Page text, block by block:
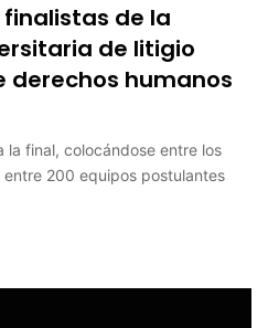
finalistas de la
de litigio
derechos humanos
la final, colocándose entre los
200 equipos postulantes